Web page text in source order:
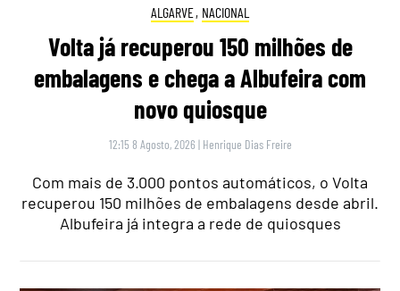
ALGARVE, NACIONAL
Volta já recuperou 150 milhões de
embalagens e chega a Albufeira com
novo quiosque
12:15 8 Agosto, 2026 | Henrique Dias Freire
Com mais de 3.000 pontos automáticos, o Volta
recuperou 150 milhões de embalagens desde abril.
Albufeira já integra a rede de quiosques